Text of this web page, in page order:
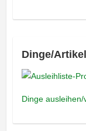
Dinge/
Dinge